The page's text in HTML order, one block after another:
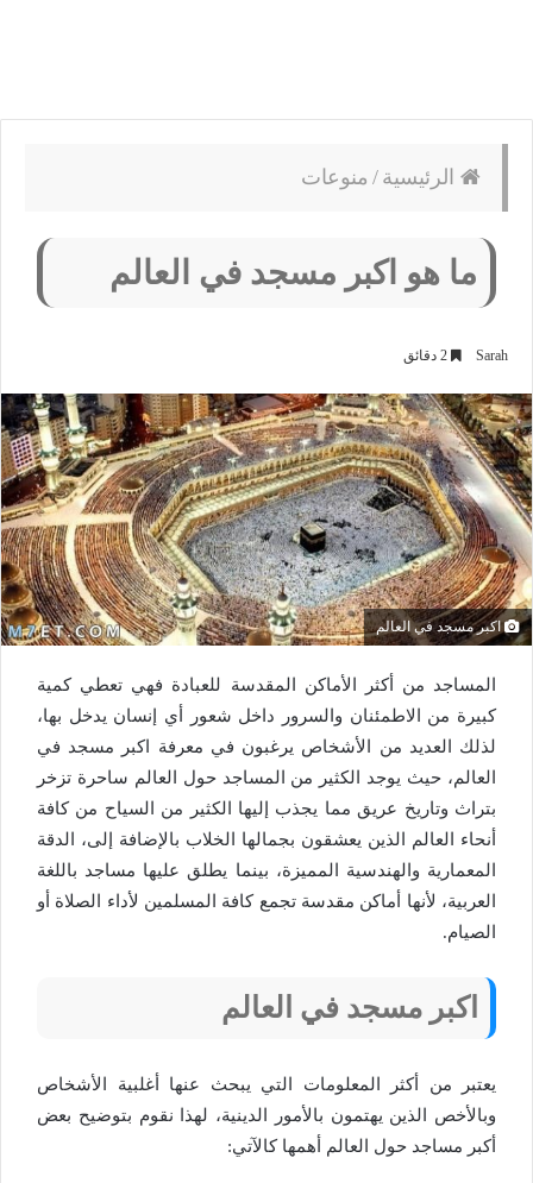
الرئيسية / منوعات
ما هو اكبر مسجد في العالم
Sarah
اكبر مسجد في العالم
المساجد من أكثر الأماكن المقدسة للعبادة فهي تعطي كمية
كبيرة من الاطمئنان والسرور داخل شعور أي إنسان يدخل بها،
لذلك العديد من الأشخاص يرغبون في معرفة اكبر مسجد في
العالم، حيث يوجد الكثير من المساجد حول العالم ساحرة تزخر
بتراث وتاريخ عريق مما يجذب إليها الكثير من السياح من كافة
أنحاء العالم الذين يعشقون بجمالها الخلاب بالإضافة إلى، الدقة
المعمارية والهندسية المميزة، بينما يطلق عليها مساجد باللغة
العربية، لأنها أماكن مقدسة تجمع كافة المسلمين لأداء الصلاة أو
الصيام.
اكبر مسجد في العالم
يعتبر من أكثر المعلومات التي يبحث عنها أغلبية الأشخاص
وبالأخص الذين يهتمون بالأمور الدينية، لهذا نقوم بتوضيح بعض
أكبر مساجد حول العالم أهمها كالآتي: